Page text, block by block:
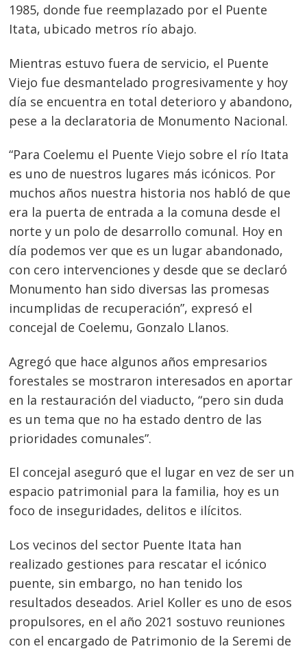
1985, donde fue reemplazado por el Puente
Itata, ubicado metros río abajo.
Mientras estuvo fuera de servicio, el Puente
Viejo fue desmantelado progresivamente y hoy
día se encuentra en total deterioro y abandono,
pese a la declaratoria de Monumento Nacional.
“Para Coelemu el Puente Viejo sobre el río Itata
es uno de nuestros lugares más icónicos. Por
muchos años nuestra historia nos habló de que
era la puerta de entrada a la comuna desde el
norte y un polo de desarrollo comunal. Hoy en
día podemos ver que es un lugar abandonado,
con cero intervenciones y desde que se declaró
Monumento han sido diversas las promesas
incumplidas de recuperación”, expresó el
concejal de Coelemu, Gonzalo Llanos.
Agregó que hace algunos años empresarios
forestales se mostraron interesados en aportar
en la restauración del viaducto, “pero sin duda
es un tema que no ha estado dentro de las
prioridades comunales”.
El concejal aseguró que el lugar en vez de ser un
espacio patrimonial para la familia, hoy es un
foco de inseguridades, delitos e ilícitos.
Los vecinos del sector Puente Itata han
realizado gestiones para rescatar el icónico
puente, sin embargo, no han tenido los
resultados deseados. Ariel Koller es uno de esos
propulsores, en el año 2021 sostuvo reuniones
con el encargado de Patrimonio de la Seremi de